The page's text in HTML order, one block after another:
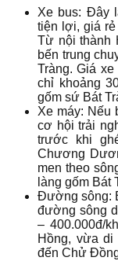
Xe bus: Đây
tiện lợi, giá rẻ
Từ nội thành
bến trung
Tràng. Giá
chỉ khoảng
gốm sứ Bát
Xe máy: Nếu
cơ hội trải
trước khi
Chương
men theo
làng gốm Bát
Đường sông:
đường sông
– 400.000đ/
Hồng, vừa di
đến Chử